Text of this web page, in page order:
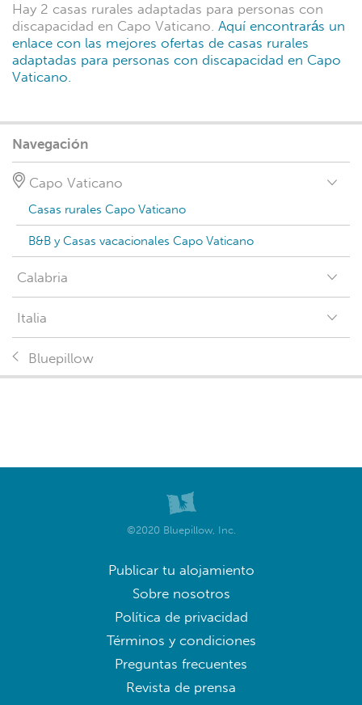
Hay 2 casas rurales adaptadas para personas con
discapacidad en Capo Vaticano. Aquí encontrarás un
enlace con las mejores ofertas de casas rurales
adaptadas para personas con discapacidad en Capo
Vaticano.
Navegación
Capo Vaticano
Casas rurales Capo Vaticano
B&B y Casas vacacionales Capo Vaticano
Calabria
Italia
Bluepillow
©2020 Bluepillow, Inc.
Publicar tu alojamiento
Sobre nosotros
Política de privacidad
Términos y condiciones
Preguntas frecuentes
Revista de prensa